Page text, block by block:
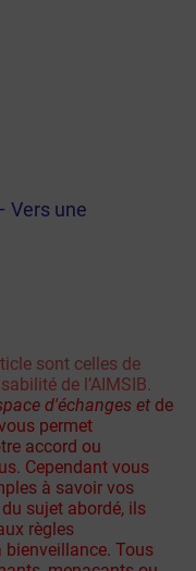
Vers une
sont celles de
de l’AIMSIB.
d'échanges et de
permet
accord ou
Cependant vous
à savoir vos
sujet abordé, ils
règles
bienveillance. Tous